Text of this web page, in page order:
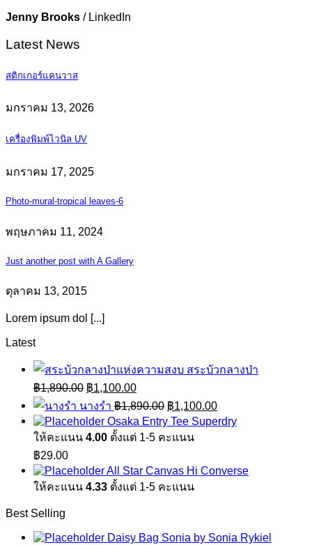
Jenny Brooks / LinkedIn
Latest News
สติกเกอร์แคนวาส
มกราคม 13, 2026
เครื่องพิมพ์ไวนิล UV
มกราคม 17, 2025
Photo-mural-tropical leaves-6
พฤษภาคม 11, 2024
Just another post with A Gallery
ตุลาคม 13, 2015
Lorem ipsum dol [...]
Latest
สระบัวกลางป่า
฿1,890.00 Original
price
was:
฿1,890.00.
฿1,100.00Current
price
is:
฿1,100.00.
นางรำ ฿1,890.00 Original
price
was:
฿1,890.00.
฿1,100.00Current
price
is:
Osaka Entry Tee Superdry
ให้คะแนน 4.00 ตั้งแต่ 1-5 คะแนน
฿29.00
All Star Canvas Hi Converse
ให้คะแนน 4.33 ตั้งแต่ 1-5 คะแนน
Best Selling
Daisy Bag Sonia by Sonia Rykiel